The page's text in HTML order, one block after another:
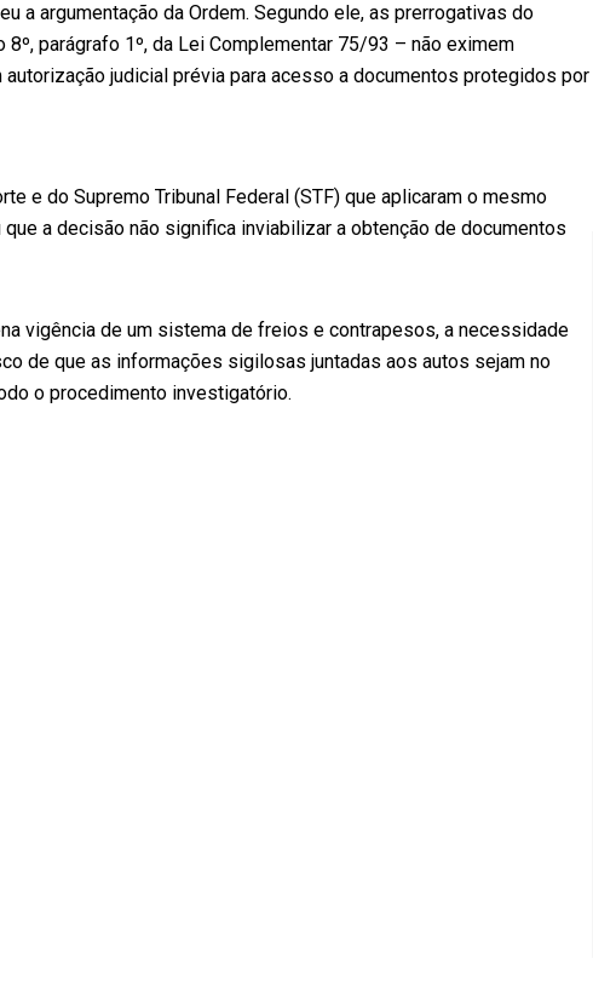
a argumentação da Ordem. Segundo ele, as prerrogativas do
parágrafo 1º, da Lei Complementar 75/93 – não eximem
judicial prévia para acesso a documentos protegidos por
e do Supremo Tribunal Federal (STF) que aplicaram o mesmo
a decisão não significa inviabilizar a obtenção de documentos
vigência de um sistema de freios e contrapesos, a necessidade
de que as informações sigilosas juntadas aos autos sejam no
o procedimento investigatório.